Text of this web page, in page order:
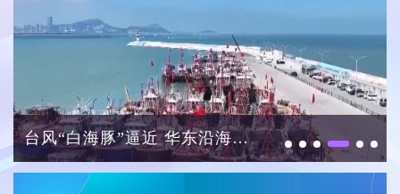
政府刊宪定明新一届选委会界别分组选举投票日为11月22日